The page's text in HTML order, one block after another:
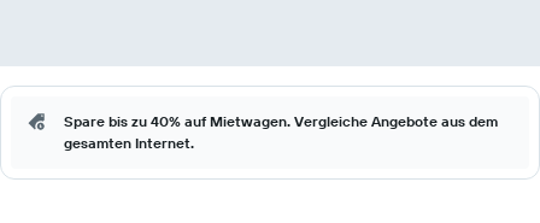
Spare bis zu 40% auf Mietwagen. Vergleiche Angebote aus dem
gesamten Internet.